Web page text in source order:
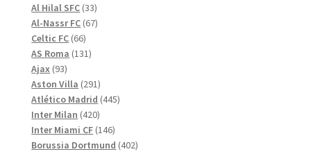
produkter
Al Hilal SFC 3333
produkter
Al-Nassr FC 6767
Celtic FC 6666
produkter
AS Roma 131131
Ajax 9393
produkter
Aston Villa 291291
produkter
Atlético Madrid 445445
Inter Milan 420420
produkter
Inter Miami CF 146146
produkter
Borussia Dortmund 402402